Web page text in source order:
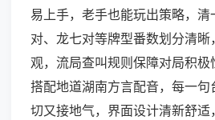
易上手，老手也能玩出策略，
对、龙七对等牌型番数划分清
观，流局查叫规则保障对局积极
搭配地道湖南方言配音，每一句
切又接地气，界面设计清新舒